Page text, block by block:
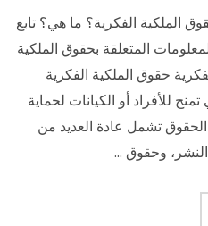
الفكرية؟ ما هي؟ تابع
المتعلقة بحقوق الملكية
حقوق الملكية الفكرية
للأفراد أو الكيانات لحماية
الحقوق تشمل عادة العديد من
وحقوق …